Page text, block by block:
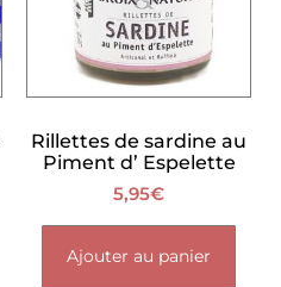
Rillettes de sardine au
Piment d’ Espelette
5,95€
Ajouter au panier